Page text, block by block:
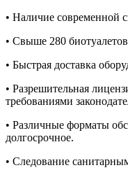
• Наличие современной
• Свыше 280
• Быстрая доставка
• Разрешительная
требованиями
• Различные форматы
долгосрочное.
• Следование